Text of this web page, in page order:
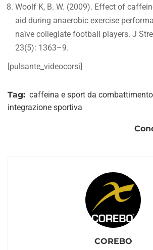
Woolf K, B. W. (2009). Effect of
aid during anaerobic exercise
naïve collegiate football players. J
23(5): 1363–9.
[pulsante_videocorsi]
Tag: caffeina e sport da combattimento
integrazione sportiva
COREBO